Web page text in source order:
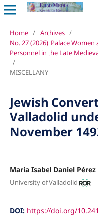
Home / Archives /
No. 27 (2026): Palace
Personnel in the Late
/
MISCELLANY
Jewish
Valladolid
November
Maria Isabel Daniel Pérez
University of Valladolid
DOI: https://doi.org/